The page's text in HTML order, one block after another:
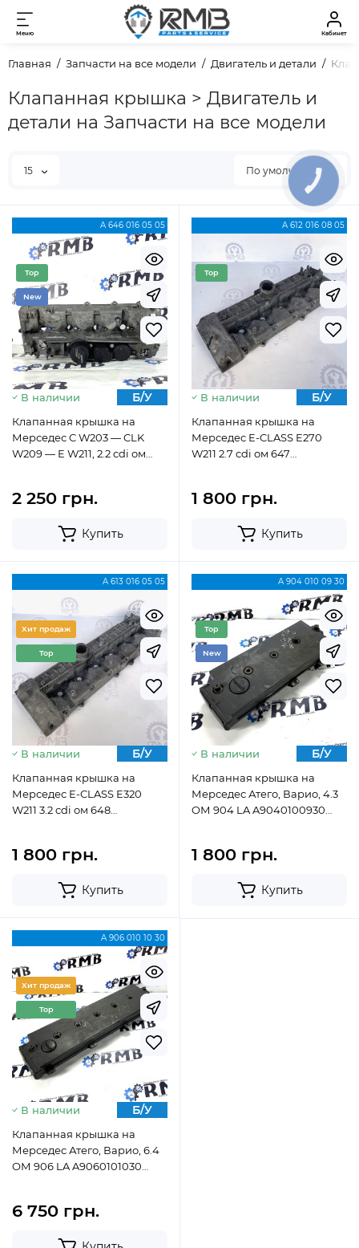
Меню Кабинет
Главная Запчасти на все модели Двигатель и детали
Клапанная крышка > Двигатель и
детали на Запчасти на все модели
15 По умолчанию
A 646 016 05 05
Top
New
В наличии Б/У
Клапанная крышка на
Мерседес C W203 — CLK
W209 — E W211, 2.2 cdi ом
2 250 грн.
Купить
A 612 016 08 05
Top
В наличии Б/У
Клапанная крышка на
Мерседес E-CLASS E270
W211 2.7 cdi ом 647
1 800 грн.
Купить
A 613 016 05 05
Хит продаж
Top
В наличии Б/У
Клапанная крышка на
Мерседес E-CLASS E320
W211 3.2 cdi ом 648
1 800 грн.
Купить
A 904 010 09 30
Top
New
В наличии Б/У
Клапанная крышка на
Мерседес Атего, Варио, 4.3
OМ 904 LA A9040100930
1 800 грн.
Купить
A 906 010 10 30
Хит продаж
Top
В наличии Б/У
Клапанная крышка на
Мерседес Атего, Варио, 6.4
OМ 906 LA A9060101030
6 750 грн.
КНОПКА
ЗВ'ЯЗКУ